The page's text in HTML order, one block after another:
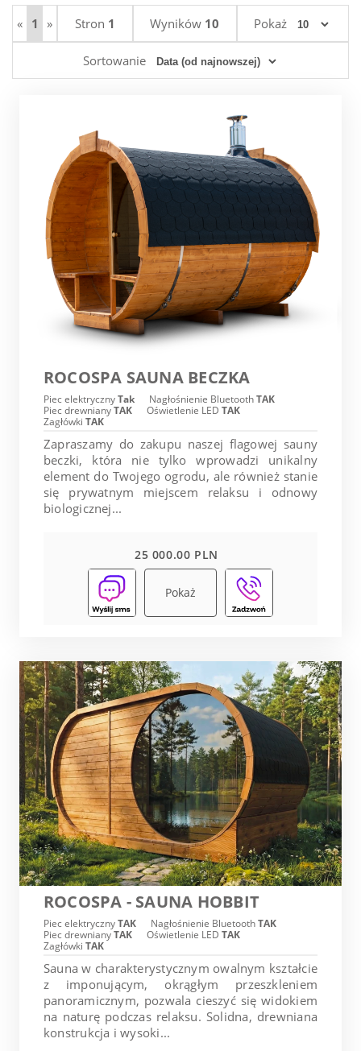
« 1 » Stron 1 Wyników 10 Pokaż
Sortowanie
ROCOSPA SAUNA BECZKA
Piec elektrycznyTak Nagłośnienie BluetoothTAK
Piec drewnianyTAK Oświetlenie LED TAK
Zagłówki TAK
Zapraszamy do zakupu naszej flagowej sauny
beczki, która nie tylko wprowadzi unikalny
element do Twojego ogrodu, ale również stanie
się prywatnym miejscem relaksu i odnowy
biologicznej...
25 000.00 PLN
Pokaż
ROCOSPA - SAUNA HOBBIT
Piec elektrycznyTAK Nagłośnienie BluetoothTAK
Piec drewnianyTAK Oświetlenie LED TAK
Zagłówki TAK
Sauna w charakterystycznym owalnym kształcie
z imponującym, okrągłym przeszkleniem
panoramicznym, pozwala cieszyć się widokiem
na naturę podczas relaksu. Solidna, drewniana
konstrukcja i wysoki...